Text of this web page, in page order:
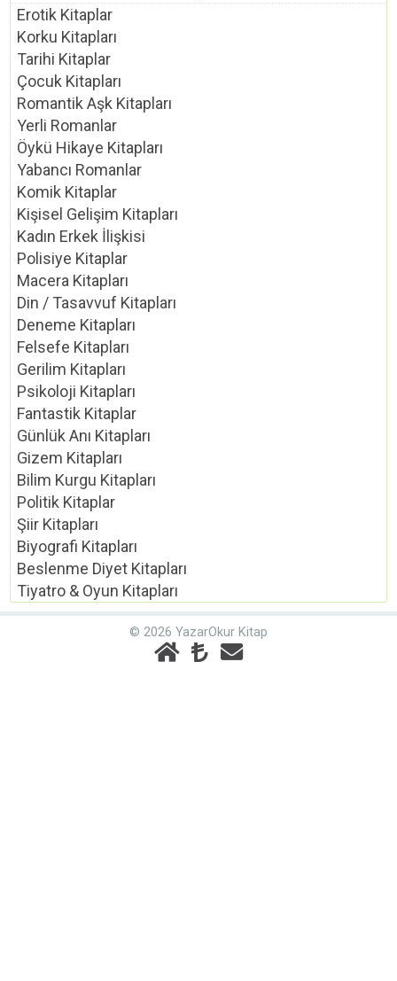
Erotik Kitaplar
Korku Kitapları
Tarihi Kitaplar
Çocuk Kitapları
Romantik Aşk Kitapları
Yerli Romanlar
Öykü Hikaye Kitapları
Yabancı Romanlar
Komik Kitaplar
Kişisel Gelişim Kitapları
Kadın Erkek İlişkisi
Polisiye Kitaplar
Macera Kitapları
Din / Tasavvuf Kitapları
Deneme Kitapları
Felsefe Kitapları
Gerilim Kitapları
Psikoloji Kitapları
Fantastik Kitaplar
Günlük Anı Kitapları
Gizem Kitapları
Bilim Kurgu Kitapları
Politik Kitaplar
Şiir Kitapları
Biyografi Kitapları
Beslenme Diyet Kitapları
Tiyatro & Oyun Kitapları
© 2026 YazarOkur Kitap